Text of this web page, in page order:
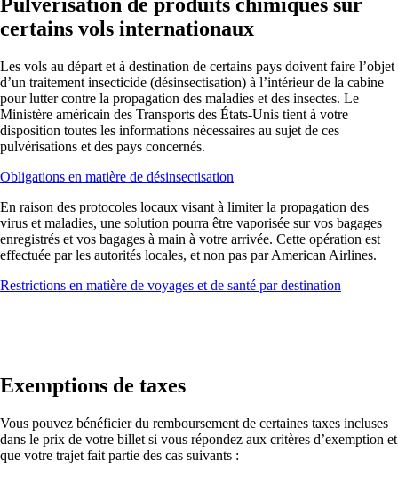
certains vols internationaux
Les vols au départ et à destination de certains pays doivent faire l’objet
d’un traitement insecticide (désinsectisation) à l’intérieur de la cabine
pour lutter contre la propagation des maladies et des insectes. Le
Ministère américain des Transports des États-Unis tient à votre
disposition toutes les informations nécessaires au sujet de ces
pulvérisations et des pays concernés.
Obligations en matière de désinsectisation
autre
site
dans
une
fenêtre
d’accessibilité
En raison des protocoles locaux visant à limiter la propagation des
virus et maladies, une solution pourra être vaporisée sur vos bagages
enregistrés et vos bagages à main à votre arrivée. Cette opération est
effectuée par les autorités locales, et non pas par American Airlines.
Restrictions en matière de voyages et de santé par destination
de
ne
Exemptions de taxes
Vous pouvez bénéficier du remboursement de certaines taxes incluses
dans le prix de votre billet si vous répondez aux critères d’exemption et
que votre trajet fait partie des cas suivants :